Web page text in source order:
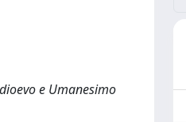
e Umanesimo